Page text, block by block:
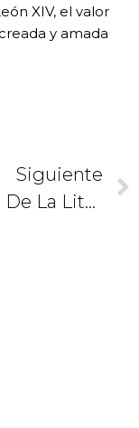
XIV, el valor
y amada
Siguiente
Belleza De La Liturgia (21). ¿Me Dejo Educar?